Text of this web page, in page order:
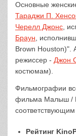
Основные
Тараджи П.
Черелл Джонс ,
Браун ,
Brown Houston)".
режиссер - Джон
костюмам).
Фильмографии
фильма Малыш /
Рейтинг